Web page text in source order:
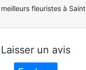
fleuristes à Saint
Laisser un avis